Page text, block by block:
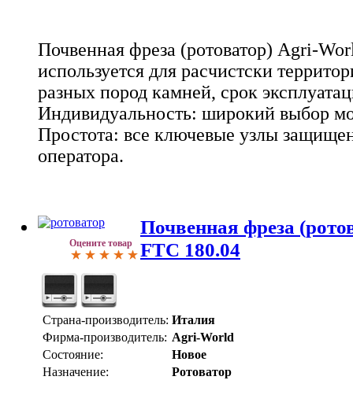
Почвенная фреза (ротоватор) Agri-
используется для расчистски
разных пород камней, срок
Индивидуальность: широкий выбор
Простота: все ключевые узлы
оператора.
Оцените товар
Почвенная фреза
FTC 180.04
Страна-производитель: Италия
Фирма-производитель: Agri-World
Состояние:
Новое
Назначение:
Ротоватор